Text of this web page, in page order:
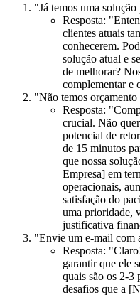
"Já temos uma solução
Resposta:
clientes atuais
conhecerem.
solução atual e
de melhorar?
complementar e
"Não temos orçamento
Resposta:
crucial. Não
potencial de
de 15 minutos
que nossa
Empresa] em
operacionais,
satisfação do
uma prioridade,
justificativa
"Envie um e-mail com
Resposta:
garantir que ele
quais são os 2-3
desafios que a